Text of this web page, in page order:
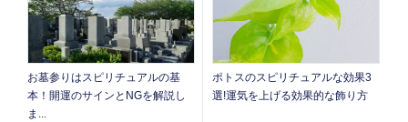
お墓参りはスピリチュアルの基
本！開運のサインとNGを解説し
ま...
ポトスのスピリチュアルな効果3
選!運気を上げる効果的な飾り方